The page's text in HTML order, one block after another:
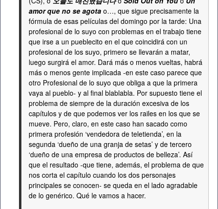
amor que no se agota o…, que sigue precisamente la
fórmula de esas películas del domingo por la tarde: Una
profesional de lo suyo con problemas en el trabajo tiene
que irse a un pueblecito en el que coincidirá con un
profesional de los suyo, primero se llevarán a matar,
luego surgirá el amor. Dará más o menos vueltas, habrá
más o menos gente implicada -en este caso parece que
otro Profesional de lo suyo que obliga a que la primera
vaya al pueblo- y al final blablabla. Por supuesto tiene el
problema de siempre de la duración excesiva de los
capítulos y de que podemos ver los railes en los que se
mueve. Pero, claro, en este caso han sacado como
primera profesión ‘vendedora de teletienda’, en la
segunda ‘dueño de una granja de setas’ y de tercero
‘dueño de una empresa de productos de belleza’. Así
que el resultado -que tiene, además, el problema de que
nos corta el capítulo cuando los dos personajes
principales se conocen- se queda en el lado agradable
de lo genérico. Qué le vamos a hacer.